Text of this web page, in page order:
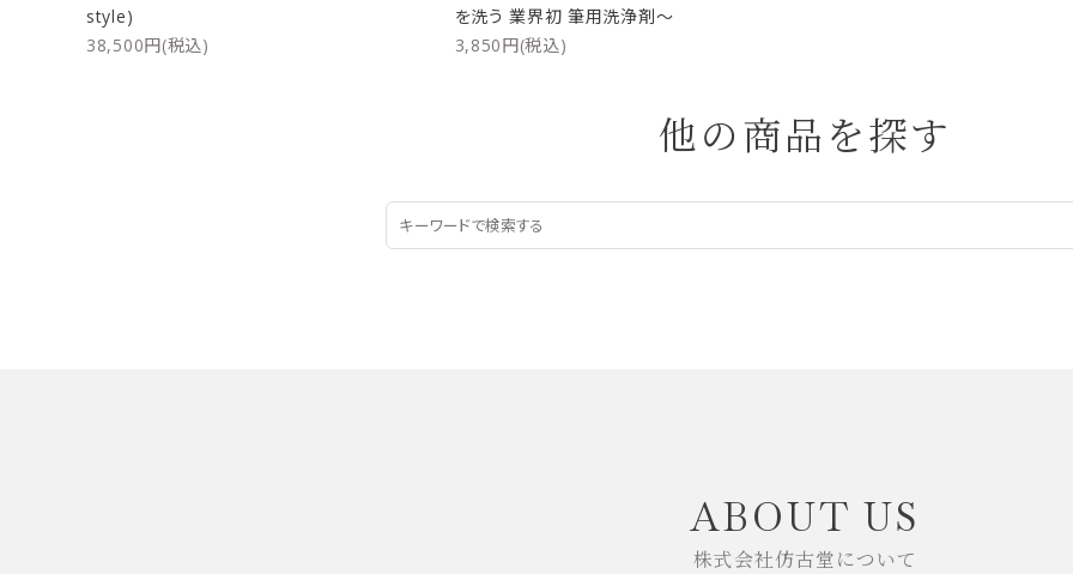
style)
38,500円(税込)
を洗う 業界初 筆用洗浄剤～
3,850円(税込)
他の商品を探す
ABOUT US
株式会社仿古堂について